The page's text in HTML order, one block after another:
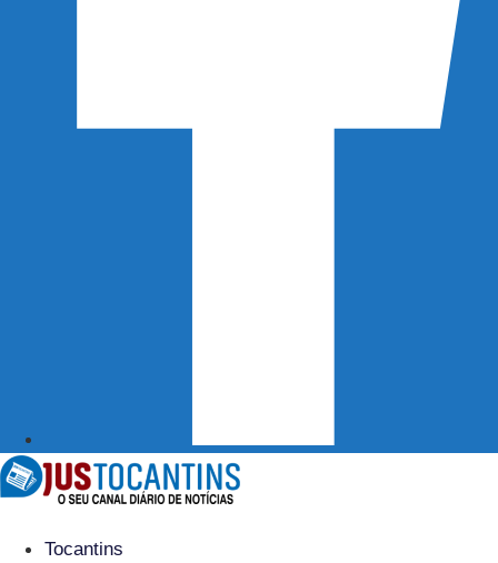
Tocantins